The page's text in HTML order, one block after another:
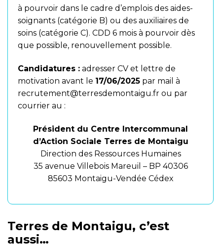
à pourvoir dans le cadre d’emplois des aides-
soignants (catégorie B) ou des auxiliaires de
soins (catégorie C). CDD 6 mois à pourvoir dès
que possible, renouvellement possible.
Candidatures : adresser CV et lettre de
motivation avant le 17/06/2025 par mail à
recrutement@terresdemontaigu.fr ou par
courrier au :
Président du Centre Intercommunal
d’Action Sociale Terres de Montaigu
Direction des Ressources Humaines
35 avenue Villebois Mareuil – BP 40306
85603 Montaigu-Vendée Cédex
Terres de Montaigu, c’est
aussi…